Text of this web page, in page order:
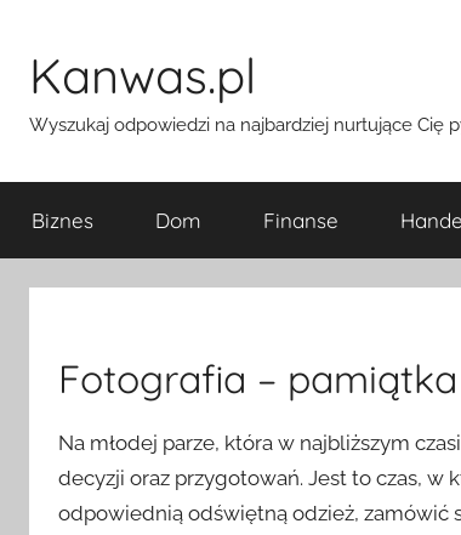
treściKanwas.pl
Wyszukaj odpowiedzi na najbardziej nurtujące Cię
Biznes Dom Finanse
Fotografia – pamiątka
Na młodej parze, która w najbliższym
decyzji oraz przygotowań. Jest to czas,
odpowiednią odświętną odzież, zamówić